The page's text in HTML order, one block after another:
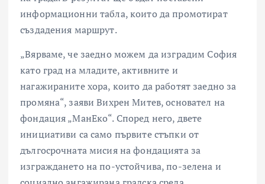
информационни табла, които да промотират
създадения маршрут.
„Вярваме, че заедно можем да изградим София
като град на младите, активните и
нагажираните хора, които да работят заедно за
промяна“, заяви Вихрен Митев, основател на
фондация „МанЕко“. Според него, двете
инициативи са само първите стъпки от
дългосрочната мисия на фондацията за
изграждането на по-устойчива, по-зелена и